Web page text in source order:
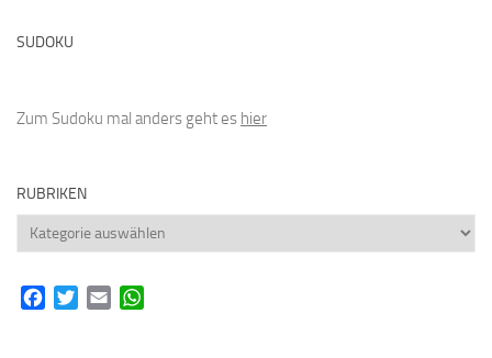
SUDOKU
Zum Sudoku mal anders geht es hier
RUBRIKEN
Rubriken
FacebookTwitterEmail